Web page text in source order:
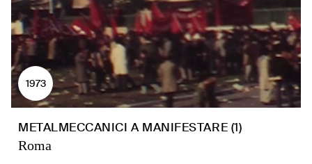
1973
METALMECCANICI A MANIFESTARE (1)
Roma